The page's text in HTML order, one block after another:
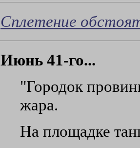
Сплетение
Июнь 41-го...
"Городок
жара.
На площадке